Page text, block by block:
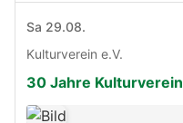
Sa 29.08.
Kulturverein e.V.
30 Jahre Kulturverein